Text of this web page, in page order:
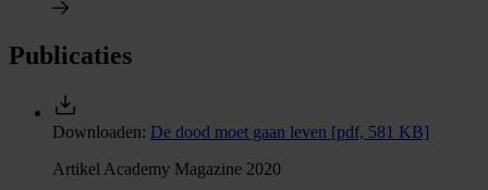
Publicaties
Downloaden: De dood moet gaan leven [pdf, 581 KB]
Artikel Academy Magazine 2020